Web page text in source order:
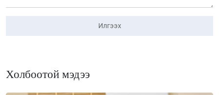
Илгээх
Холбоотой мэдээ